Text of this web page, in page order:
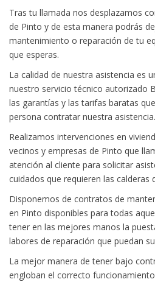
Tras tu llamada nos desplazamos
de Pinto y de esta manera podrás
mantenimiento o reparación de tu
que esperas.
La calidad de nuestra asistencia es
nuestro servicio técnico autorizado
las garantías y las tarifas baratas
persona contratar nuestra asistencia.
Realizamos intervenciones en
vecinos y empresas de Pinto que
atención al cliente para solicitar
cuidados que requieren las calderas
Disponemos de contratos de
en Pinto disponibles para todas
tener en las mejores manos la
labores de reparación que puedan
La mejor manera de tener bajo
engloban el correcto